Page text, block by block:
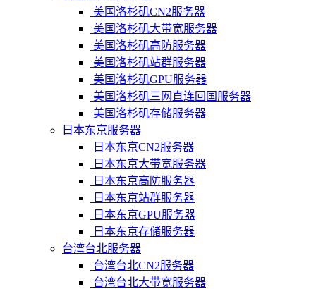
美国洛杉矶CN2服务器
美国洛杉矶大带宽服务器
美国洛杉矶高防服务器
美国洛杉矶站群服务器
美国洛杉矶GPU服务器
美国洛杉矶三网直连回国服务器
美国洛杉矶存储服务器
日本东京服务器
日本东京CN2服务器
日本东京大带宽服务器
日本东京高防服务器
日本东京站群服务器
日本东京GPU服务器
日本东京存储服务器
台湾台北服务器
台湾台北CN2服务器
台湾台北大带宽服务器